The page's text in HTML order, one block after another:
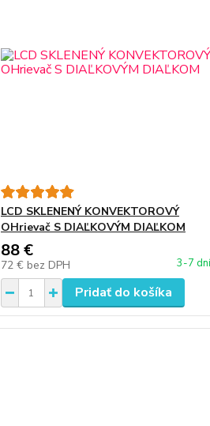
LCD SKLENENÝ KONVEKTOROVÝ
OHrievač S DIAĽKOVÝM DIAĽKOM
88 €
72 € bez DPH 3-7
Pridať do košíka